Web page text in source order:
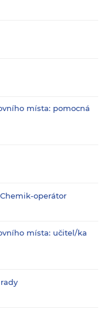
místa: pomocná
operátor
místa: učitel/ka